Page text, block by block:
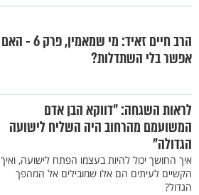
הרב חיים זאיד: מי שמאמין, פרק 6 - האם
אפשר בלי השתדלות?
לראות השגחה: "דווקא הבן אדם
המשועמם מהרחוב היה השליח לישועה
הגדולה"
איך החושך יכול להיות בעצמו הפתח לישועה, ואיך
הקשיים לעיתים הם אלו שמובילים אל המהפך
הגדול?